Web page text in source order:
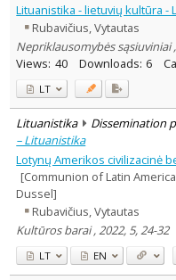
Journal
Lituanistika - lietuvių kultūra -
Rubavičius, Vytautas
Nepriklausomybės sąsiuviniai
Views: 40 Downloads: 6
LT
Lituanistika Dissemination
– Lituanistika
Lotynų Amerikos civilizacinė
[Communion of Latin
Dussel]
Rubavičius, Vytautas
Kultūros barai , 2022, 5, 24-32
LT EN